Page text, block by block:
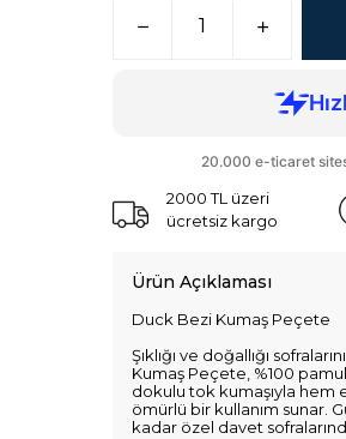
2000 TL üzeri
ücretsiz kargo
Ürün Açıklaması
Duck Bezi Kumaş Peçete
Şıklığı ve doğallığı
Kumaş Peçete, %100
dokulu tok kumaşıyla hem
ömürlü bir kullanım sunar.
kadar özel davet